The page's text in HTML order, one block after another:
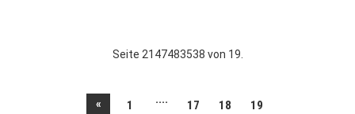
Seite 2147483538 von 19.
« 1 .... 17 18 19